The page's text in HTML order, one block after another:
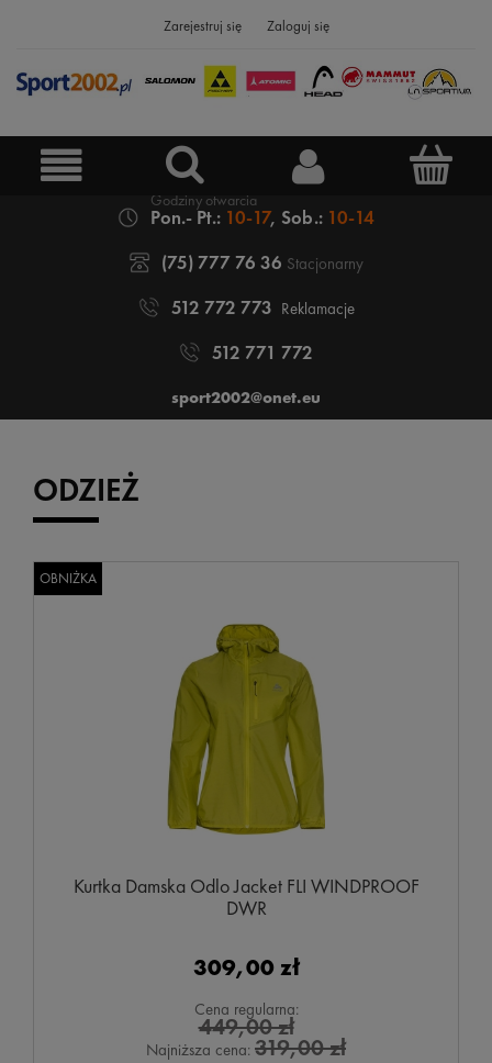
Zarejestruj się Zaloguj się
Pon.- Pt.: 10-17, Sob.: 10-14
(75) 777 76 36 Stacjonarny
512 772 773 Reklamacje
512 771 772
sport2002@onet.eu
ODZIEŻ
Kurtka Damska Odlo Jacket FLI WINDPROOF
DWR
309,00 zł
Cena regularna:
449,00 zł
Najniższa cena: 319,00 zł
OBNIŻKA